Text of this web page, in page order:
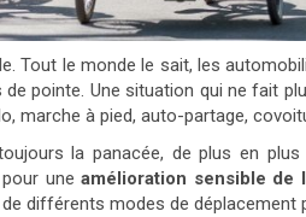
Tout le monde le sait, les
pointe. Une situation qui ne fait
marche à pied, auto-partage,
la panacée, de plus en
une amélioration sensible de
différents modes de déplacement